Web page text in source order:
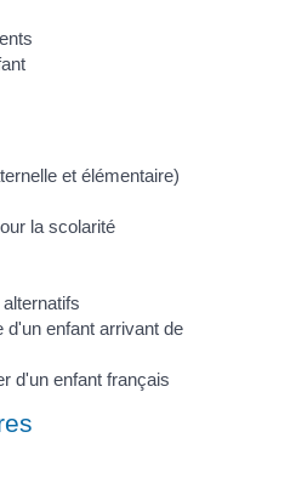
et élémentaire)
la scolarité
d'un enfant arrivant de
d'un enfant français